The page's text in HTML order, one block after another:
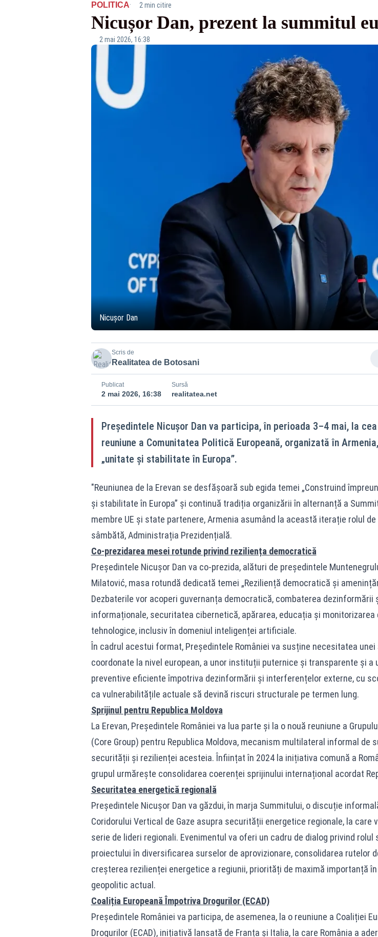
POLITICA· 2 min citire
Nicușor Dan, prezent la summitul
2 mai 2026, 16:38
Nicușor Dan
Scris de
Realitatea de Botosani
Publicat
2 mai 2026, 16:38
Sursă
realitatea.net
Președintele Nicușor Dan va participa, în perioada 3–4 mai, la
reuniune a Comunitatea Politică Europeană, organizată în
„unitate și stabilitate în Europa”.
"Reuniunea de la Erevan se desfășoară sub egida temei „Construind
și stabilitate în Europa” și continuă tradiția organizării în alternanță a
membre UE și state partenere, Armenia asumând la această iterație rolul de
sâmbătă, Administrația Prezidențială.
Co-prezidarea mesei rotunde privind reziliența democratică
Președintele Nicușor Dan va co-prezida, alături de președintele
Milatović, masa rotundă dedicată temei „Reziliență democratică și
Dezbaterile vor acoperi guvernanța democratică, combaterea dezinformării
informaționale, securitatea cibernetică, apărarea, educația și monitorizarea
tehnologice, inclusiv în domeniul inteligenței artificiale.
În cadrul acestui format, Președintele României va susține necesitatea unei
coordonate la nivel european, a unor instituții puternice și transparente și a
preventive eficiente împotriva dezinformării și interferențelor externe, cu
ca vulnerabilitățile actuale să devină riscuri structurale pe termen lung.
Sprijinul pentru Republica Moldova
La Erevan, Președintele României va lua parte și la o nouă reuniune a
(Core Group) pentru Republica Moldova, mecanism multilateral informal de
securității și rezilienței acesteia. Înființat în 2024 la inițiativa comună a
grupul urmărește consolidarea coerenței sprijinului internațional acordat
Securitatea energetică regională
Președintele Nicușor Dan va găzdui, în marja Summitului, o discuție
Coridorului Vertical de Gaze asupra securității energetice regionale, la care
serie de lideri regionali. Evenimentul va oferi un cadru de dialog privind rolul
proiectului în diversificarea surselor de aprovizionare, consolidarea rutelor
creșterea rezilienței energetice a regiunii, priorități de maximă importanță
geopolitic actual.
Coaliția Europeană Împotriva Drogurilor (ECAD)
Președintele României va participa, de asemenea, la o reuniune a Coaliției
Drogurilor (ECAD), inițiativă lansată de Franța și Italia, la care România a